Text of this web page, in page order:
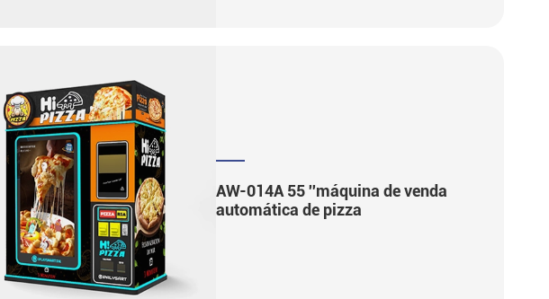
AW-014A 55 ''máquina de venda
automática de pizza